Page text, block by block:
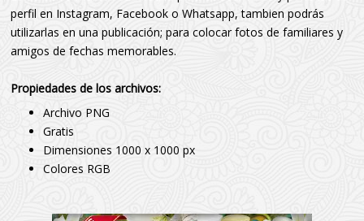
perfil en Instagram, Facebook o Whatsapp, tambien podrás
utilizarlas en una publicación; para colocar fotos de familiares y
amigos de fechas memorables.
Propiedades de los archivos:
Archivo PNG
Gratis
Dimensiones 1000 x 1000 px
Colores RGB